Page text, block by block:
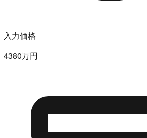
入力価格
4380万円